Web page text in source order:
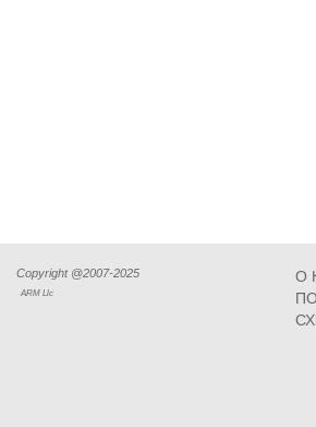
Copyright @2007-2025
ARM Llc
О